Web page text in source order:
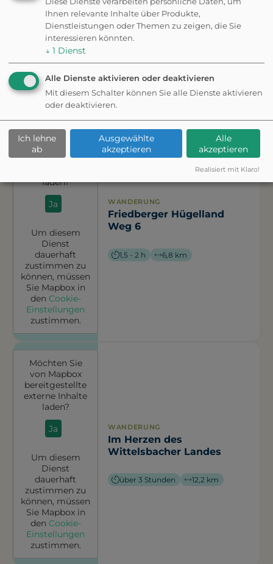
Wanderungen &
Spaziergänge in der
Nähe
Möchten Sie
von
bereitgestellte
laden?
Ja
Um diesem
Dienst
dauerhaft
zustimmen zu
können, müssen
Sie Mapboxin
den Cookie-
Einstellungen
zustimmen.
WANDERUNG
Friedberger Hügelland
Weg 6
1,5 - 2 h 6,8 km
Möchten Sie
von Mapbox
bereitgestellte
externe Inhalte
laden?
Ja
Um diesem
Dienst
dauerhaft
zustimmen zu
können, müssen
Sie Mapboxin
den Cookie-
Einstellungen
zustimmen.
WANDERUNG
Im Herzen des
Wittelsbacher Landes
über 3 Stunden 12,2 km
Ihnen relevante Inhalte über Produkte,
Dienstleistungen oder Themen zu zeigen, die Sie
interessieren könnten.
↓ 1 Dienst
Alle Dienste aktivieren oder deaktivieren
Mit diesem Schalter können Sie alle Dienste aktivieren
oder deaktivieren.
Ich lehne
ab
Ausgewählte
akzeptieren
Alle
akzeptieren
Realisiert mit Klaro!